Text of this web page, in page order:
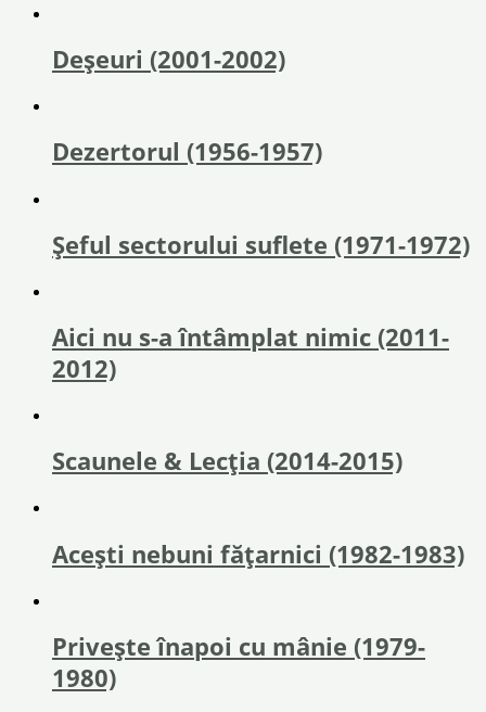
Deșeuri (2001-2002)
Dezertorul (1956-1957)
Șeful sectorului suflete (1971-1972)
Aici nu s-a întâmplat nimic (2011-
2012)
Scaunele & Lecția (2014-2015)
Acești nebuni fățarnici (1982-1983)
Privește înapoi cu mânie (1979-
1980)